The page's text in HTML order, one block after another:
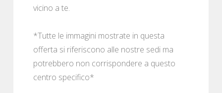
vicino a te.
*Tutte le immagini mostrate in questa
offerta si riferiscono alle nostre sedi ma
potrebbero non corrispondere a questo
centro specifico*